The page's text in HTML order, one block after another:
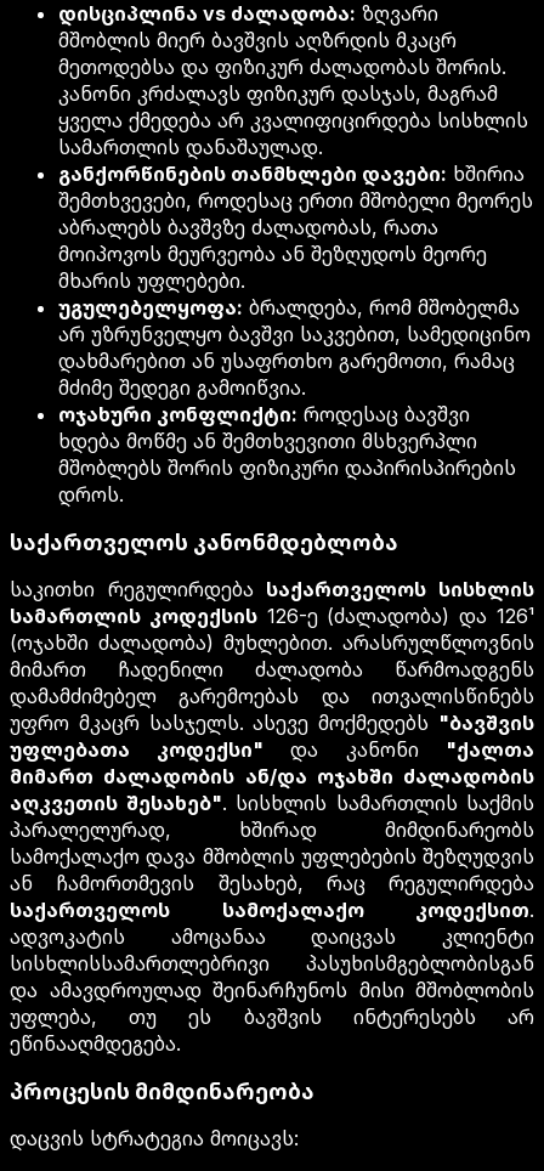
დისციპლინა vs ძალადობა: ზღვარი
მშობლის მიერ ბავშვის აღზრდის მკაცრ
მეთოდებსა და ფიზიკურ ძალადობას შორის.
კანონი კრძალავს ფიზიკურ დასჯას, მაგრამ
ყველა ქმედება არ კვალიფიცირდება სისხლის
სამართლის დანაშაულად.
განქორწინების თანმხლები დავები: ხშირია
შემთხვევები, როდესაც ერთი მშობელი მეორეს
აბრალებს ბავშვზე ძალადობას, რათა
მოიპოვოს მეურვეობა ან შეზღუდოს მეორე
მხარის უფლებები.
უგულებელყოფა: ბრალდება, რომ მშობელმა
არ უზრუნველყო ბავშვი საკვებით, სამედიცინო
დახმარებით ან უსაფრთხო გარემოთი, რამაც
მძიმე შედეგი გამოიწვია.
ოჯახური კონფლიქტი: როდესაც ბავშვი
ხდება მოწმე ან შემთხვევითი მსხვერპლი
მშობლებს შორის ფიზიკური დაპირისპირების
დროს.
საქართველოს კანონმდებლობა
საკითხი რეგულირდება საქართველოს სისხლის
სამართლის კოდექსის126-ე (ძალადობა) და 126¹
(ოჯახში ძალადობა) მუხლებით. არასრულწლოვნის
მიმართ ჩადენილი ძალადობა წარმოადგენს
დამამძიმებელ გარემოებას და ითვალისწინებს
უფრო მკაცრ სასჯელს. ასევე მოქმედებს "ბავშვის
უფლებათა კოდექსი" და კანონი "ქალთა
მიმართ ძალადობის ან/და ოჯახში ძალადობის
აღკვეთის შესახებ". სისხლის სამართლის საქმის
პარალელურად, ხშირად მიმდინარეობს
სამოქალაქო დავა მშობლის უფლებების შეზღუდვის
ან ჩამორთმევის შესახებ, რაც რეგულირდება
საქართველოს სამოქალაქო კოდექსით.
ადვოკატის ამოცანაა დაიცვას კლიენტი
სისხლისსამართლებრივი პასუხისმგებლობისგან
და ამავდროულად შეინარჩუნოს მისი მშობლობის
უფლება, თუ ეს ბავშვის ინტერესებს არ
ეწინააღმდეგება.
პროცესის მიმდინარეობა
დაცვის სტრატეგია მოიცავს: